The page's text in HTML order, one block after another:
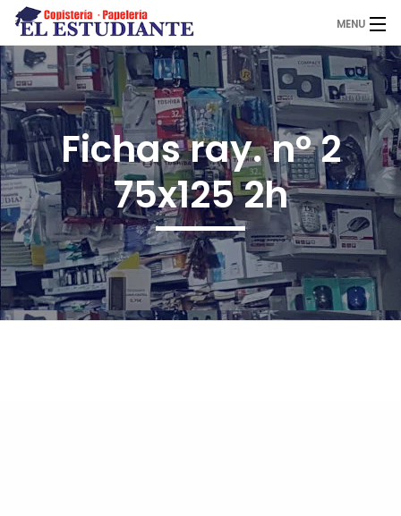
MENU
El Estudiante
Copistería
Papelería
Servicios
Fichas ray. nº 2
75x125 2h